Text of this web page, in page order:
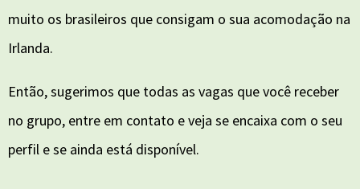
muito os brasileiros que consigam o sua acomodação na
Irlanda.
Então, sugerimos que todas as vagas que você receber
no grupo, entre em contato e veja se encaixa com o seu
perfil e se ainda está disponível.